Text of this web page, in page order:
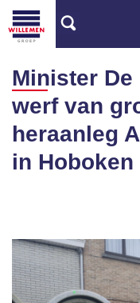
Minister
werf van
heraanleg
in Hoboken